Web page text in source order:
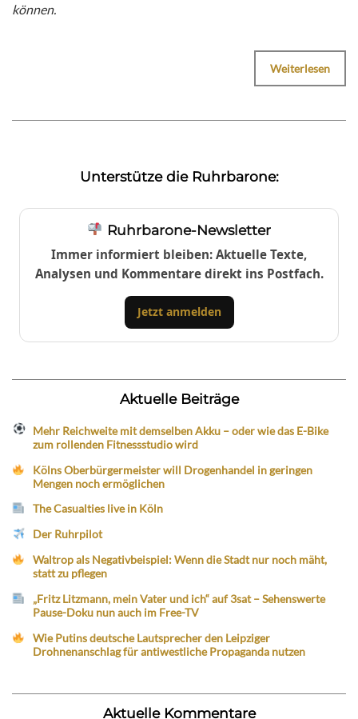
können.
Weiterlesen
Unterstütze die Ruhrbarone:
Ruhrbarone-Newsletter
Immer informiert bleiben: Aktuelle Texte,
Analysen und Kommentare direkt ins Postfach.
Jetzt anmelden
Aktuelle Beiträge
Mehr Reichweite mit demselben Akku – oder wie das E-Bike
zum rollenden Fitnessstudio wird
Kölns Oberbürgermeister will Drogenhandel in geringen
Mengen noch ermöglichen
The Casualties live in Köln
Der Ruhrpilot
Waltrop als Negativbeispiel: Wenn die Stadt nur noch mäht,
statt zu pflegen
„Fritz Litzmann, mein Vater und ich“ auf 3sat – Sehenswerte
Pause-Doku nun auch im Free-TV
Wie Putins deutsche Lautsprecher den Leipziger
Drohnenanschlag für antiwestliche Propaganda nutzen
Aktuelle Kommentare